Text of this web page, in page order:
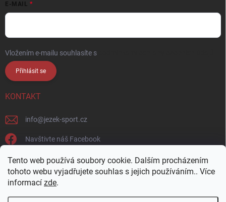
Tento web používá soubory cookie. Dalším procházením
tohoto webu vyjadřujete souhlas s jejich používáním.. Více
informací zde.
E-MAIL
Vložením e-mailu souhlasíte s
Přihlásit se
KONTAKT
info@jezek-sport.cz
Navštivte náš Facebook
jezek_sport_np/